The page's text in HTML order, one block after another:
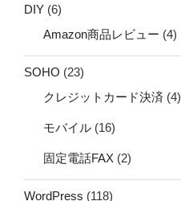
DIY (6)
Amazon商品レビュー (4)
SOHO (23)
クレジットカード決済 (4)
モバイル (16)
固定電話FAX (2)
WordPress (118)